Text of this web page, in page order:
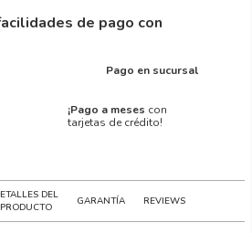
de pago con
Pago en sucursal
¡Pago a meses con
tarjetas de crédito!
DEL
PRODUCTO
GARANTÍA REVIEWS